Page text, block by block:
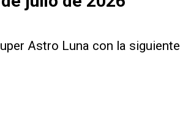
Astro Luna con la siguiente